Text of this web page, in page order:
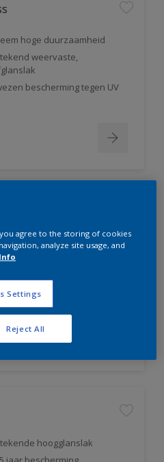
hoge duurzaamheid
weervaste,
bescherming tegen UV
hoge buitenduurzaamheid
voor 4-seizoenen
verwerkbaar
hoogglanslak
you agree to the storing of cookies
analyze site usage, and
Info
Settings
Reject All